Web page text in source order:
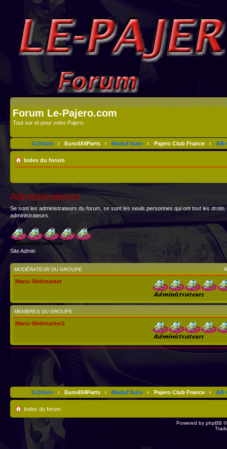
Forum Le-Pajero.com
Tout sur et pour votre Pajero.
G@lium ‹ Euro4X4Parts ‹ Modul'Auto ‹ Pajero Club France ‹ AB
Index du forum
Administrateurs
Se sont les administrateurs du forum, se sont les seuls personnes qui ont tout les
administrateurs.
Site Admin
MODÉRATEUR DU GROUPE
Manu-Webmaster
MEMBRES DU GROUPE
Manu-Webmaster2
G@lium ‹ Euro4X4Parts ‹ Modul'Auto ‹ Pajero Club France ‹ AB
Index du forum
Powered by phpBB